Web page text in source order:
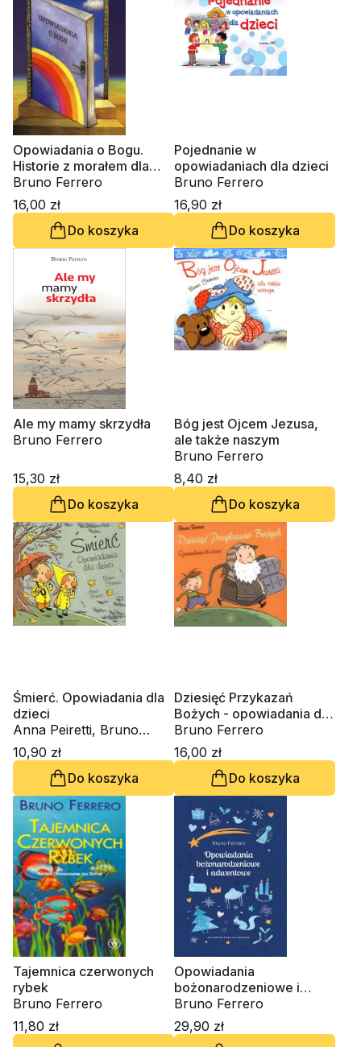
Opowiadania o Bogu.
Historie z morałem dla
rodziców, nauczycieli i
katechetów
Bruno Ferrero
16,00 zł
Do koszyka
Pojednanie w
opowiadaniach dla dzieci
Bruno Ferrero
16,90 zł
Do koszyka
Ale my mamy skrzydła
Bruno Ferrero
15,30 zł
Do koszyka
Bóg jest Ojcem Jezusa,
ale także naszym
Bruno Ferrero
8,40 zł
Do koszyka
Śmierć. Opowiadania dla
dzieci
Anna Peiretti, Bruno
Ferrero
10,90 zł
Do koszyka
Dziesięć Przykazań
Bożych - opowiadania dla
dzieci
Bruno Ferrero
16,00 zł
Do koszyka
Tajemnica czerwonych
rybek
Bruno Ferrero
11,80 zł
Opowiadania
bożonarodzeniowe i
adwentowe
Bruno Ferrero
29,90 zł